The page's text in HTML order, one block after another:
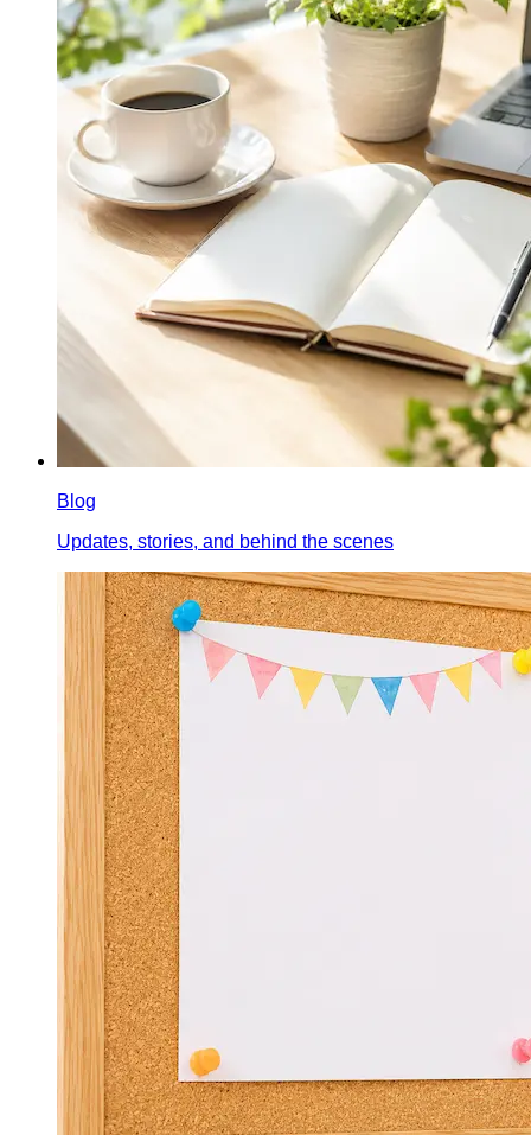
Blog
Updates, stories, and behind the scenes